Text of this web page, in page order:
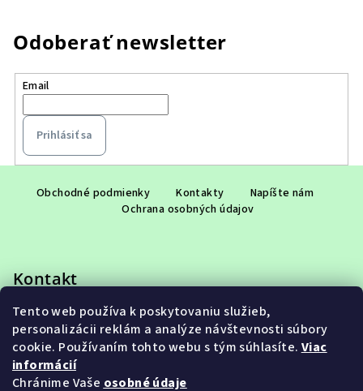
Tento web používa k poskytovaniu služieb,
personalizácii reklám a analýze návštevnosti súbory
cookie. Používaním tohto webu s tým súhlasíte. Viac
informácií
Chránime Vaše osobné údaje
Odoberať newsletter
Email
Prihlásiť sa
i
Obchodné podmienky Kontakty
Napíšte nám
Ochrana osobných údajov
Kontakt
eshop@adet.sk
+421 948 953 910